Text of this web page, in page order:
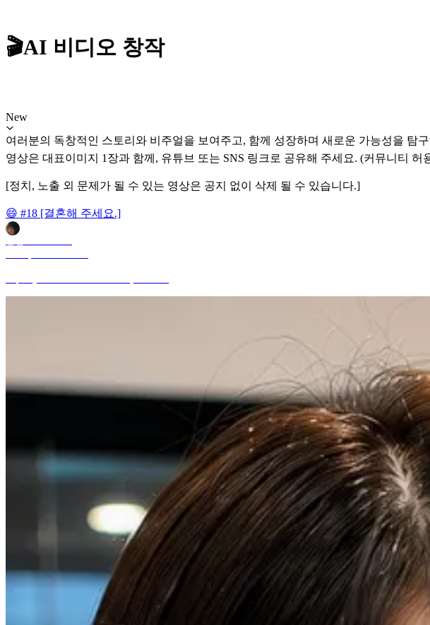
🎬AI 비디오 창작
New
여러분의 독창적인 스토리와 비주얼을 보여주고, 함께 성장하며 새로운 가능성을 탐구
영상은 대표이미지 1장과 함께, 유튜브 또는 SNS 링크로 공유해 주세요. (커뮤니티
[정치, 노출 외 문제가 될 수 있는 영상은 공지 없이 삭제 될 수 있습니다.]
😄 #18 [결혼해 주세요.]